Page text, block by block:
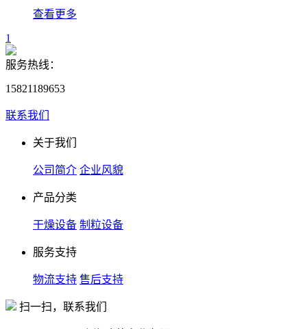
查看更多
1
服务热线：
15821189653
联系我们
关于我们
公司简介 企业风貌
产品分类
干燥设备 制粒设备
服务支持
物流支持 售后支持
扫一扫，联系我们